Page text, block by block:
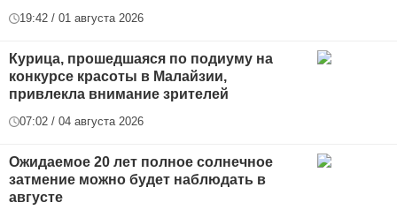
19:42 / 01 августа 2026
Курица, прошедшаяся по подиуму на
конкурсе красоты в Малайзии,
привлекла внимание зрителей
07:02 / 04 августа 2026
Ожидаемое 20 лет полное солнечное
затмение можно будет наблюдать в
августе